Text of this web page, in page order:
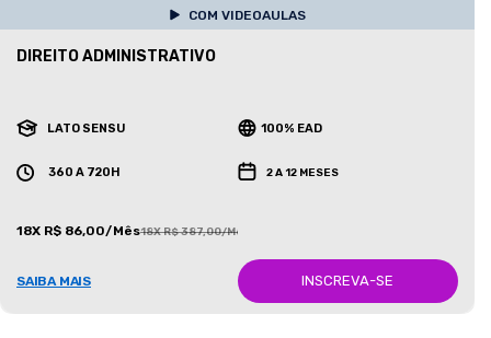
COM VIDEOAULAS
DIREITO ADMINISTRATIVO
LATO SENSU 100% EAD
360 A 720H 2 A 12 MESES
18X R$ 86,00/Mês18X R$ 387,00/Mês
SAIBA MAIS INSCREVA-SE